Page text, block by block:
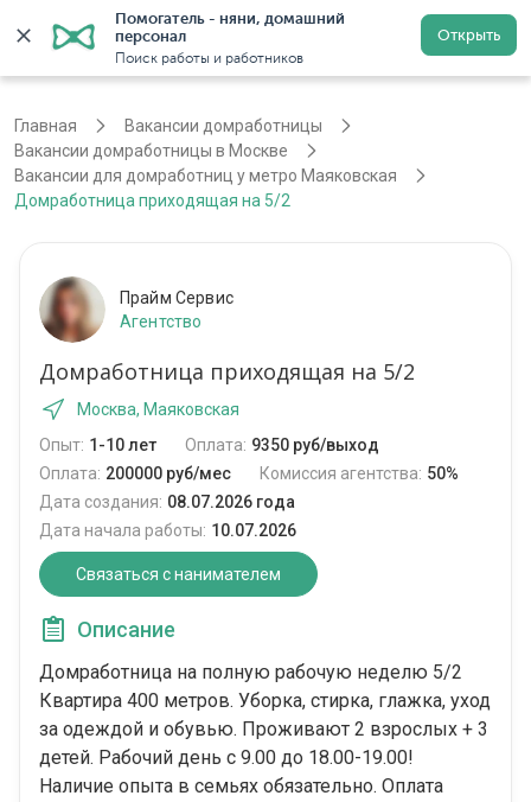
Помогатель - няни, домашний
персонал
Поиск работы и работников
Открыть
Регистрация
Главная
Вакансии домработницы
Вакансии домработницы в Москве
Вакансии для домработниц у метро Маяковская
Домработница приходящая на 5/2
Прайм Сервис
Агентство
Домработница приходящая на 5/2
Москва, Маяковская
Опыт: 1-10 лет Оплата: 9350 руб/выход
Оплата: 200000 руб/мес Комиссия агентства: 50%
Дата создания: 08.07.2026 года
Дата начала работы: 10.07.2026
Связаться с нанимателем
Описание
Домработница на полную рабочую неделю 5/2
Квартира 400 метров. Уборка, стирка, глажка, уход
за одеждой и обувью. Проживают 2 взрослых + 3
детей. Рабочий день с 9.00 до 18.00-19.00!
Наличие опыта в семьях обязательно. Оплата